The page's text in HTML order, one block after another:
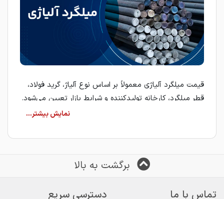
قیمت میلگرد آلیاژی معمولاً بر اساس نوع آلیاژ، گرید فولاد،
قطر میلگرد، کارخانه تولیدکننده و شرایط بازار تعیین می‌شود.
به همین دلیل، بررسی مشخصات فنی هر میلگرد پیش از
میلگرد آلیاژی از فولادهای آلیاژی و با افزودن عناصر مختلفی
ترکیبات باعث افزایش استحکام، مقاومت به سایش، تحمل
برگشت به بالا
تماس با ما
دسترسی سریع